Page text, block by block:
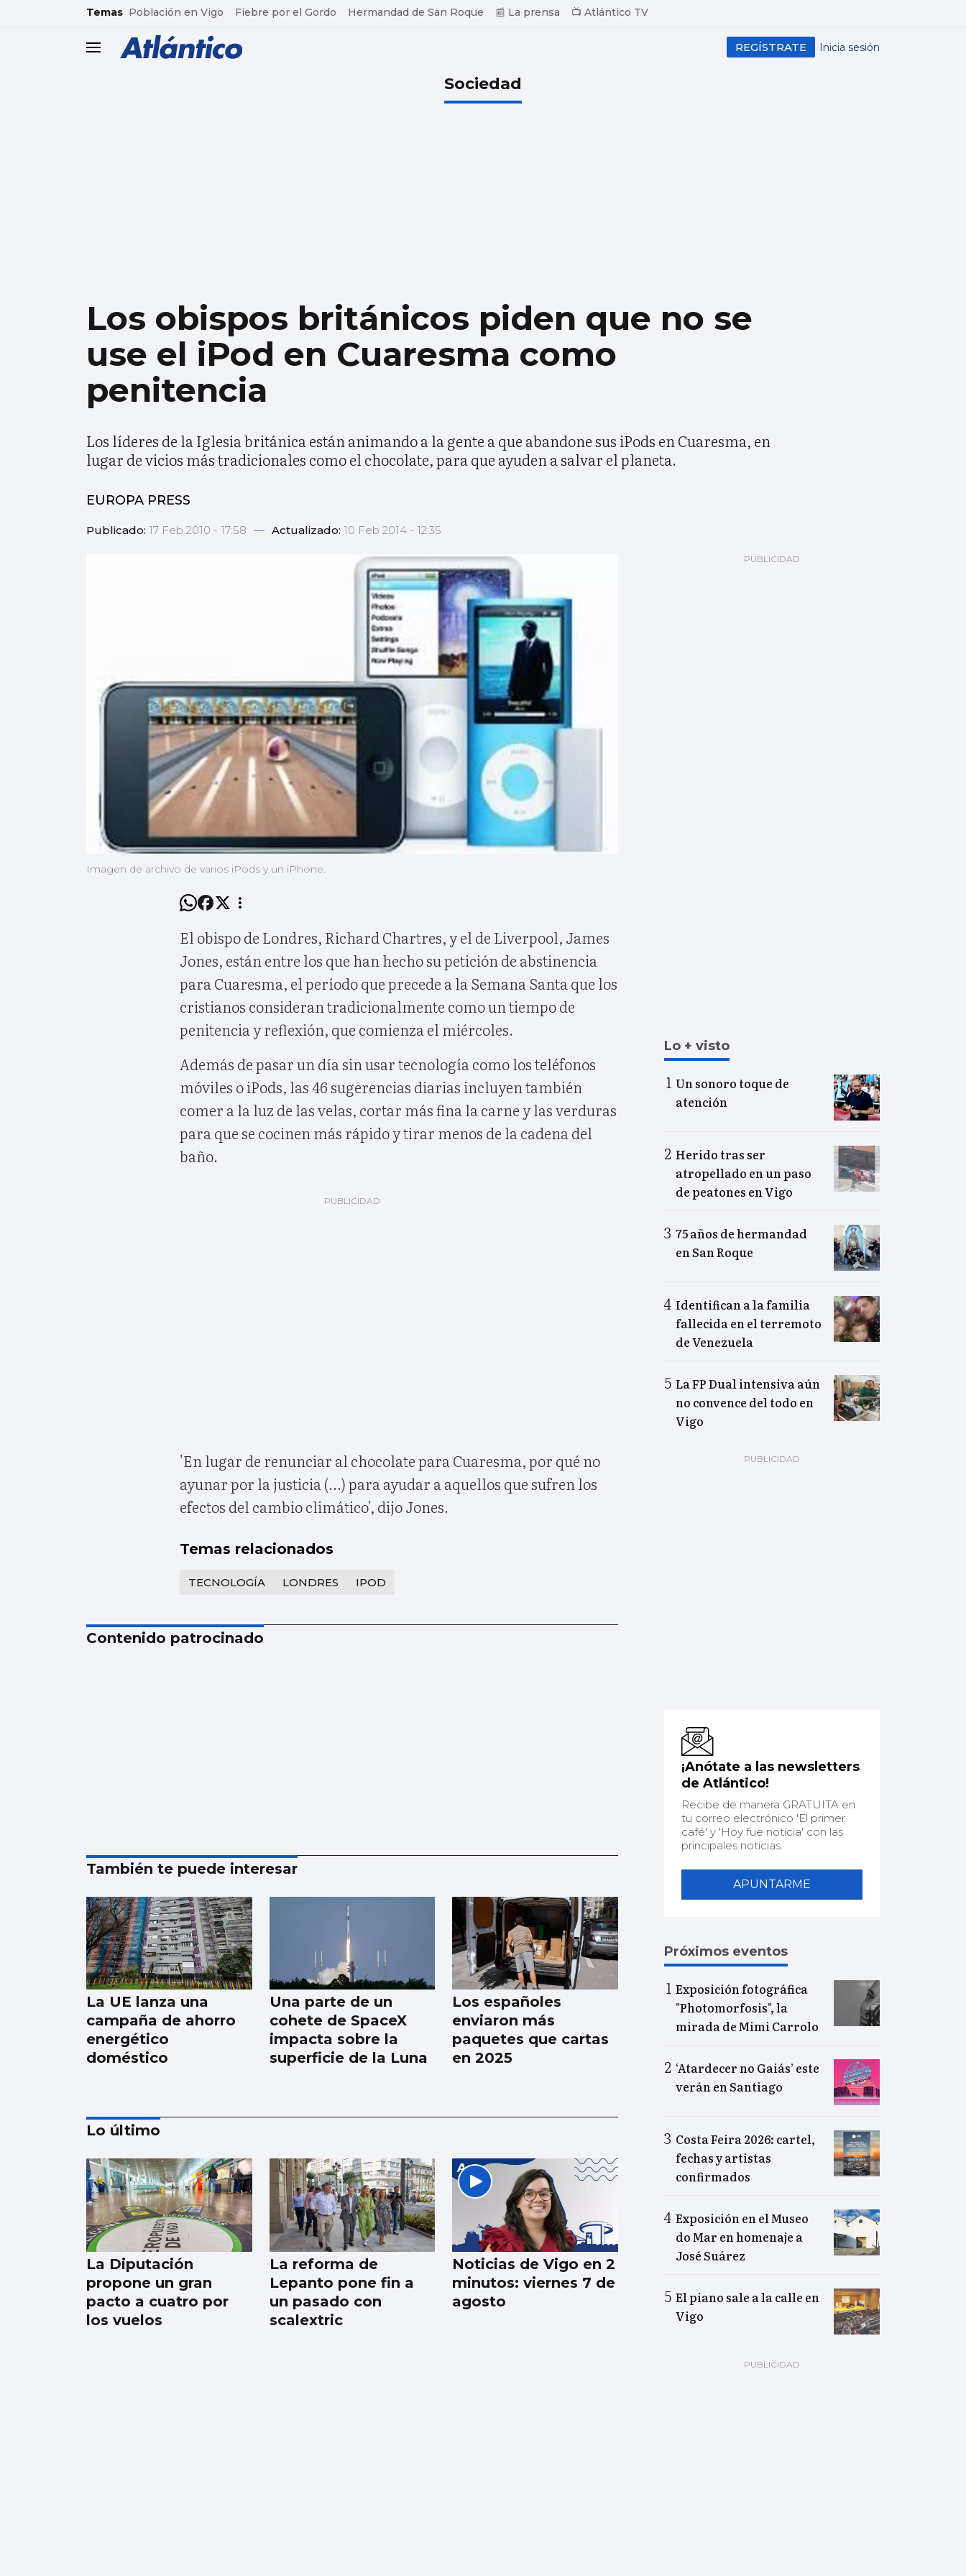
common.go-to-content
Temas Población en Vigo Fiebre por el Gordo Hermandad de San Roque 📰 La prensa 📺 Atlántico TV
header.menu.open Inicia sesión
REGÍSTRATE
Sociedad
Los obispos británicos piden que no se
use el iPod en Cuaresma como
penitencia
Los líderes de la Iglesia británica están animando a la gente a que abandone sus iPods en Cuaresma, en
lugar de vicios más tradicionales como el chocolate, para que ayuden a salvar el planeta.
EUROPA PRESS
Publicado: 17 Feb 2010 - 17:58 — Actualizado: 10 Feb 2014 - 12:35
Imagen de archivo de varios iPods y un iPhone.
El obispo de Londres, Richard Chartres, y el de Liverpool, James
Jones, están entre los que han hecho su petición de abstinencia
para Cuaresma, el período que precede a la Semana Santa que los
cristianos consideran tradicionalmente como un tiempo de
penitencia y reflexión, que comienza el miércoles.
Además de pasar un día sin usar tecnología como los teléfonos
móviles o iPods, las 46 sugerencias diarias incluyen también
comer a la luz de las velas, cortar más fina la carne y las verduras
para que se cocinen más rápido y tirar menos de la cadena del
baño.
'En lugar de renunciar al chocolate para Cuaresma, por qué no
ayunar por la justicia (...) para ayudar a aquellos que sufren los
efectos del cambio climático', dijo Jones.
Temas relacionados
TECNOLOGÍA LONDRES IPOD
Contenido patrocinado
También te puede interesar
La UE lanza una
campaña de ahorro
energético
doméstico
Una parte de un
cohete de SpaceX
impacta sobre la
superficie de la Luna
Los españoles
enviaron más
paquetes que cartas
en 2025
La estadística
sugiere que no habrá
nubes el día del
eclipse
Lo último
La Diputación
propone un gran
pacto a cuatro por
los vuelos
La reforma de
Lepanto pone fin a
un pasado con
scalextric
Noticias de Vigo en 2
minutos: viernes 7 de
agosto
Lo + visto
Un sonoro toque de
atención
Herido tras ser
atropellado en un paso
de peatones en Vigo
75 años de hermandad
en San Roque
Identifican a la familia
fallecida en el terremoto
de Venezuela
La FP Dual intensiva aún
no convence del todo en
Vigo
¡Anótate a las newsletters
de Atlántico!
Recibe de manera GRATUITA en
tu correo electrónico 'El primer
café' y 'Hoy fue noticia' con las
principales noticias.
APUNTARME
Próximos eventos
Exposición fotográfica
"Photomorfosis", la
mirada de Mimi Carrolo
‘Atardecer no Gaiás’ este
verán en Santiago
Costa Feira 2026: cartel,
fechas y artistas
confirmados
Exposición en el Museo
do Mar en homenaje a
José Suárez
El piano sale a la calle en
Vigo